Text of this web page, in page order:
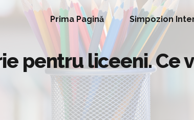
Prima Pagină Simpozion
pentru liceeni. Ce